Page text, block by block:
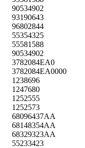
90534902
93190643
96802844
55354325
55581588
90534902
3782084EA0
3782084EA0000
1238696
1247680
1252555
1252573
68096437AA
68148354AA
68329323AA
55233423